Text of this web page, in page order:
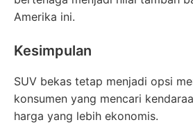
Amerika ini.
Kesimpulan
SUV bekas tetap menjadi opsi
konsumen yang mencari
harga yang lebih ekonomis.